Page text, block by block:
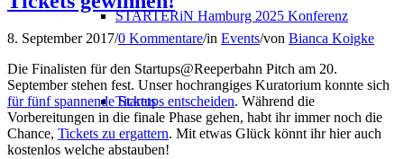
STARTERiN Hamburg 2025 Konferenz
Tickets
8. September 2017/0 Kommentare/in Events/von Bianca Koigke
Die Finalisten für den Startups@Reeperbahn Pitch am 20.
September stehen fest. Unser hochrangiges Kuratorium konnte sich
für fünf spannende Startups entscheiden. Während die
Vorbereitungen in die finale Phase gehen, habt ihr immer noch die
Chance, Tickets zu ergattern. Mit etwas Glück könnt ihr hier auch
kostenlos welche abstauben!